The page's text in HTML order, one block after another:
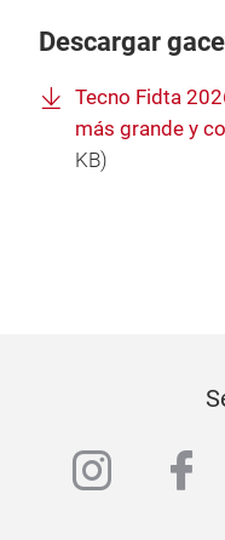
Descargar
Tecno Fidta
más grande y
KB)